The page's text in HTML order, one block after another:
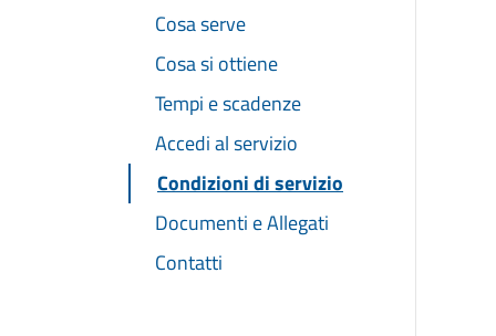
Cosa serve
Cosa si ottiene
Tempi e scadenze
Accedi al servizio
Condizioni di servizio
Documenti e Allegati
Contatti